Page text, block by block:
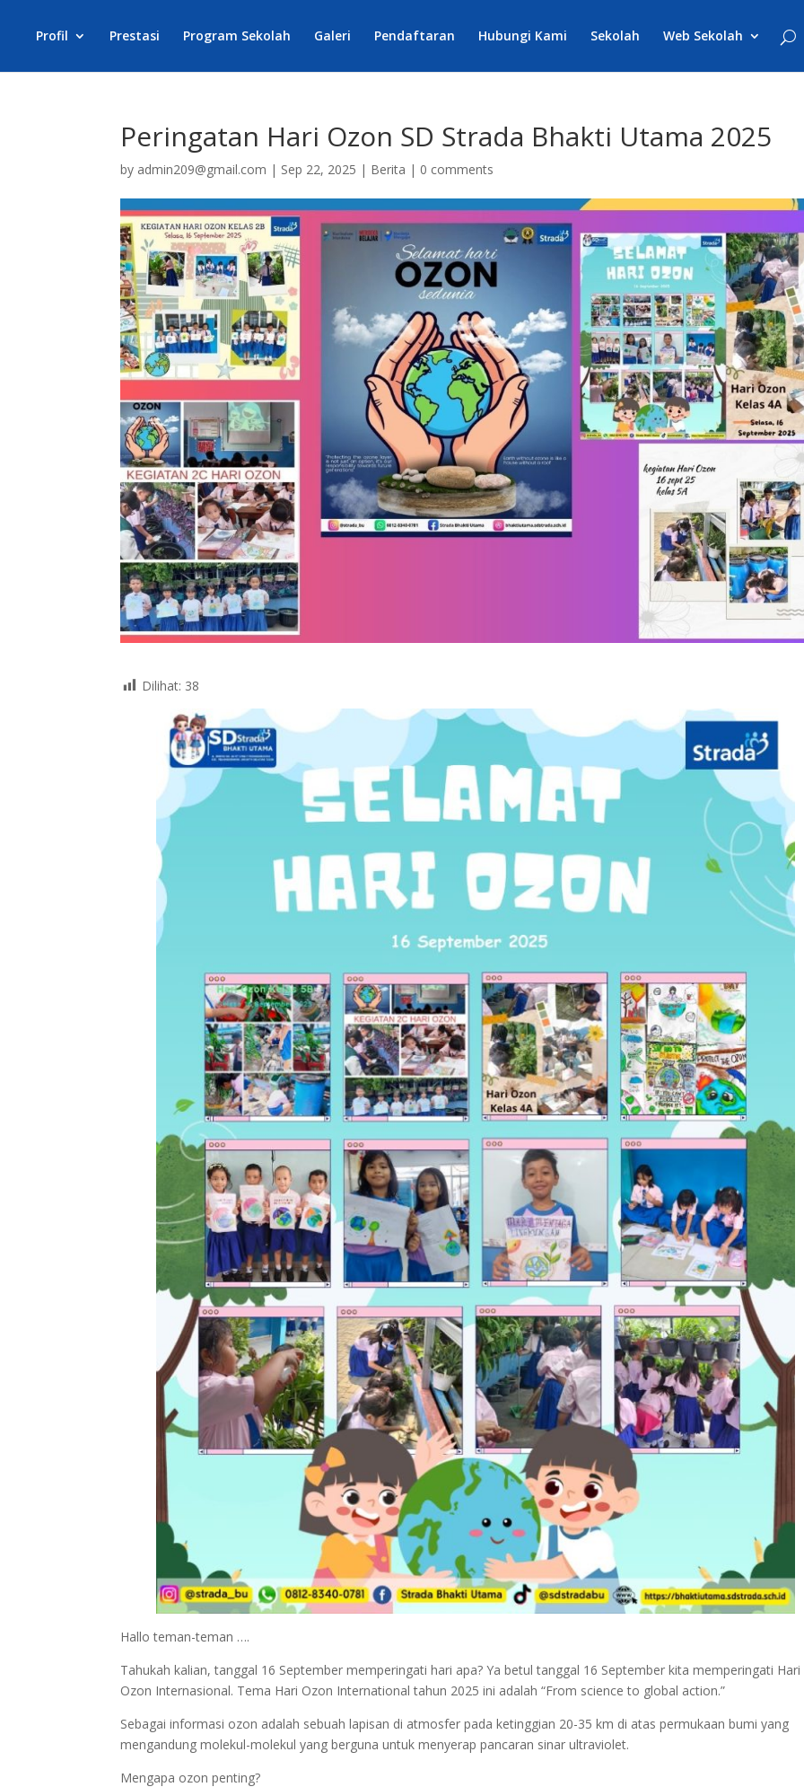
Profil Prestasi Program Sekolah Galeri Pendaftaran Hubungi Kami Sekolah Web Sekolah
Peringatan Hari Ozon SD Strada Bhakti Utama 2025
by admin209@gmail.com | Sep 22, 2025 | Berita | 0 comments
Dilihat: 38
Hallo teman-teman ….
Tahukah kalian, tanggal 16 September memperingati hari apa? Ya betul tanggal 16 September kita memperingati Hari
Ozon Internasional. Tema Hari Ozon International tahun 2025 ini adalah “From science to global action.”
Sebagai informasi ozon adalah sebuah lapisan di atmosfer pada ketinggian 20-35 km di atas permukaan bumi yang
mengandung molekul-molekul yang berguna untuk menyerap pancaran sinar ultraviolet.
Mengapa ozon penting?